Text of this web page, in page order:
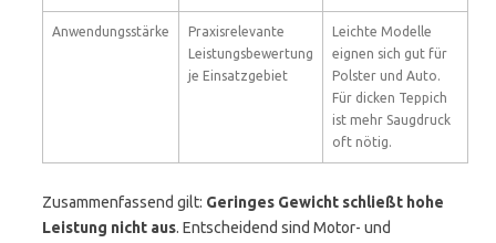
Anwendungsstärke
Praxisrelevante
Leistungsbewertung
je Einsatzgebiet
Leichte Modelle
eignen sich gut für
Polster und Auto.
Für dicken Teppich
ist mehr Saugdruck
oft nötig.
Zusammenfassend gilt: Geringes Gewicht schließt hohe
Leistung nicht aus. Entscheidend sind Motor- und